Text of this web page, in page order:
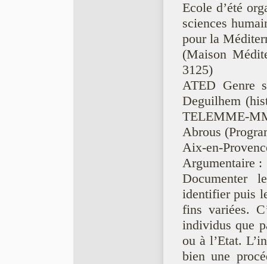
Ecole d’été
sciences
pour la
(Maison
3125)
ATED Genre
Deguilhem
TELEMME-
Abrous
Aix-en-
Argumentaire :
Documenter
identifier puis
fins variées.
individus que
ou à l’Etat.
bien une